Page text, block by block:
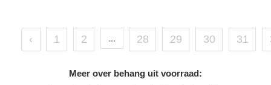
‹ 1 2 ... 28 29 30 31
Meer over behang uit voorraad: